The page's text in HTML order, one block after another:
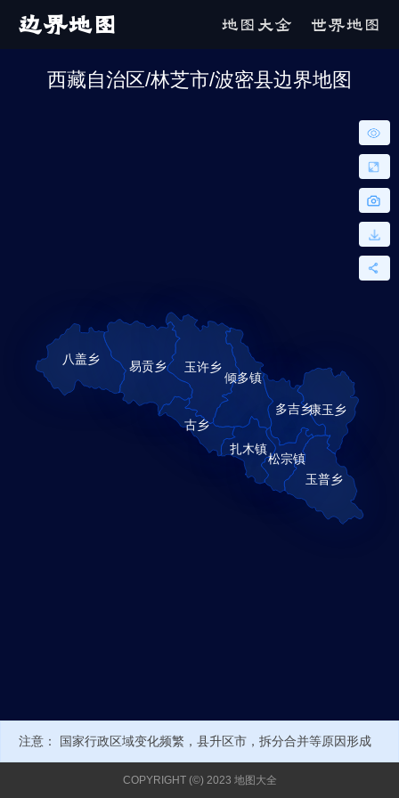
边界地图 地图大全 世界地图
注意： 国家行政区域变化频繁，县升区市，拆分合并等原因形成
新的行政编号或名称，可能导致部分数据不正确。当前经纬度来自
COPYRIGHT (©) 2023 地图大全